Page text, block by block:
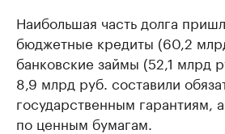
Наибольшая часть долга
бюджетные кредиты (60,2
банковские займы (52,1 млрд
8,9 млрд руб. составили
государственным гарантиям,
по ценным бумагам.